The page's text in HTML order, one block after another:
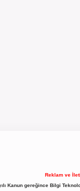
Reklam ve
Kanun gereğince Bilgi